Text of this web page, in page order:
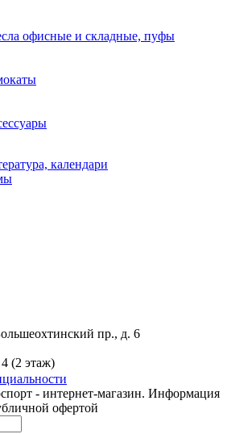
офисные и складные, пуфы
календари
пр., д. 6
(2 этаж)
- интернет-магазин. Информация
офертой